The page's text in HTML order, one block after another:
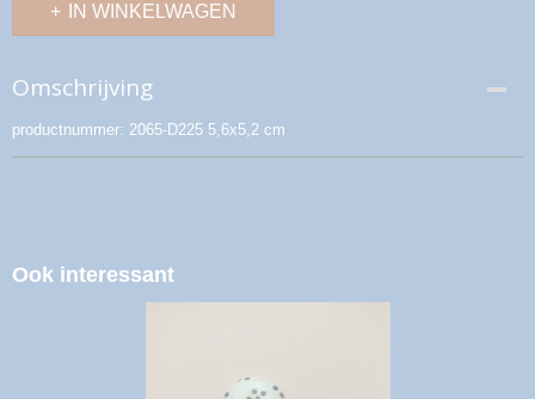
IN WINKELWAGEN
Omschrijving
productnummer: 2065-D225 5,6x5,2 cm
Ook interessant